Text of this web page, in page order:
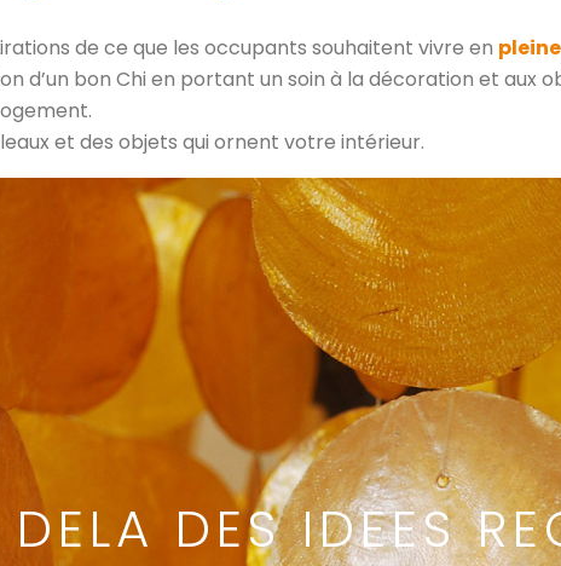
de ce que les occupants souhaitent vivre en
d’un bon Chi en portant un soin à la décoration et aux
et des objets qui ornent votre intérieur.
DES IDEES